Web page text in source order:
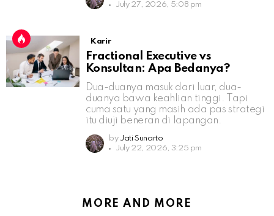
July 27, 2026, 5:08 pm
Karir
Fractional Executive vs
Konsultan: Apa Bedanya?
Dua-duanya masuk dari luar, dua-
duanya bawa keahlian tinggi. Tapi
cuma satu yang masih ada pas strategi
itu diuji beneran di lapangan.
by Jati Sunarto
July 22, 2026, 3:25 pm
MORE AND MORE